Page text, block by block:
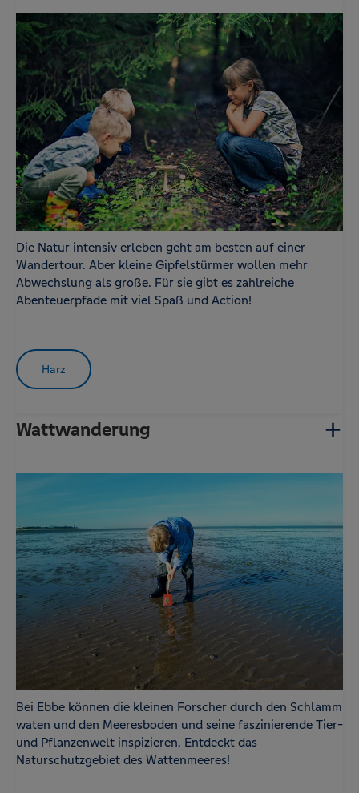
Die Natur intensiv erleben geht am besten auf einer
Wandertour. Aber kleine Gipfelstürmer wollen mehr
Abwechslung als große. Für sie gibt es zahlreiche
Abenteuerpfade mit viel Spaß und Action!
Harz
Wattwanderung
Bei Ebbe können die kleinen Forscher durch den Schlamm
waten und den Meeresboden und seine faszinierende Tier-
und Pflanzenwelt inspizieren. Entdeckt das
Naturschutzgebiet des Wattenmeeres!